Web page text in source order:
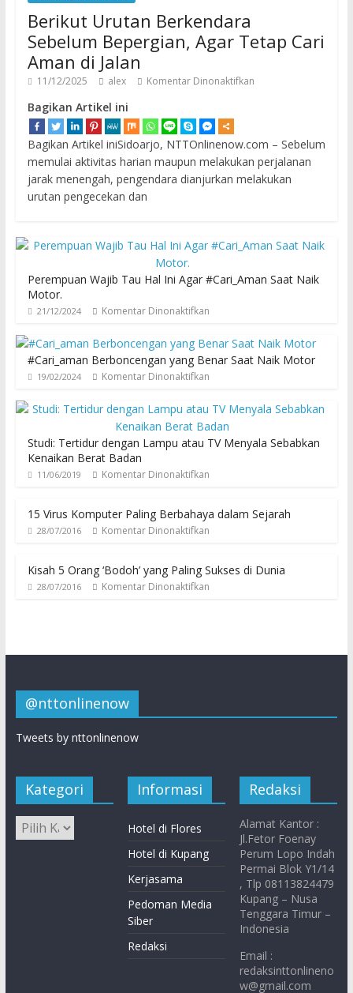
Berikut Urutan Berkendara
Sebelum Bepergian, Agar Tetap Cari
Aman di Jalan
11/12/2025 alex Komentar Dinonaktifkan
Bagikan Artikel ini
Bagikan Artikel iniSidoarjo, NTTOnlinenow.com – Sebelum
memulai aktivitas harian maupun melakukan perjalanan
jarak menengah, pengendara dianjurkan melakukan
urutan pengecekan dan
Perempuan Wajib Tau Hal Ini Agar #Cari_Aman Saat Naik
Motor.
21/12/2024 Komentar Dinonaktifkan
#Cari_aman Berboncengan yang Benar Saat Naik Motor
19/02/2024 Komentar Dinonaktifkan
Studi: Tertidur dengan Lampu atau TV Menyala Sebabkan
Kenaikan Berat Badan
11/06/2019 Komentar Dinonaktifkan
15 Virus Komputer Paling Berbahaya dalam Sejarah
28/07/2016 Komentar Dinonaktifkan
Kisah 5 Orang ‘Bodoh’ yang Paling Sukses di Dunia
28/07/2016 Komentar Dinonaktifkan
@nttonlinenow
Tweets by nttonlinenow
Kategori Informasi
Hotel di Flores
Hotel di Kupang
Kerjasama
Pedoman Media
Siber
Redaksi
Redaksi
Alamat Kantor :
Jl.Fetor Foenay
Perum Lopo Indah
Permai Blok Y1/14
, Tlp 08113824479
Kupang – Nusa
Tenggara Timur –
Indonesia
Email :
redaksinttonlineno
w@gmail.com